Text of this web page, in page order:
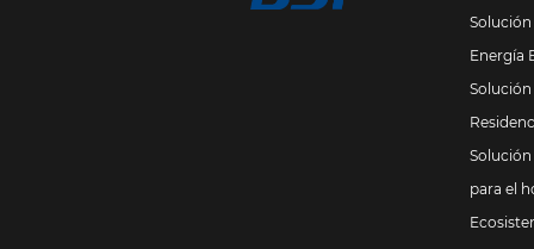
Energía
para el